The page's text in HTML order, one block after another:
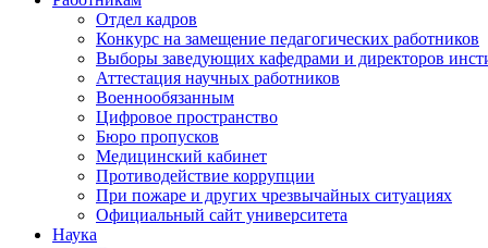
Отдел кадров
Конкурс на замещение педагогических работников
Выборы заведующих кафедрами и директоров
Аттестация научных работников
Военнообязанным
Цифровое пространство
Бюро пропусков
Медицинский кабинет
Противодействие коррупции
При пожаре и других чрезвычайных ситуациях
Официальный сайт университета
Наука